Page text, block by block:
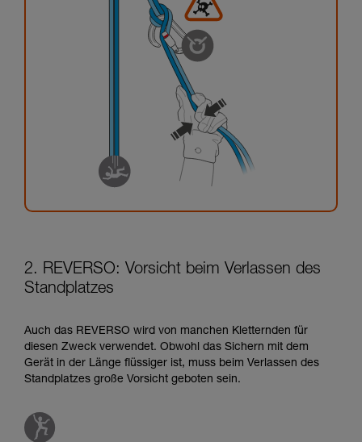
2. REVERSO: Vorsicht beim Verlassen des
Standplatzes
Auch das REVERSO wird von manchen Kletternden für
diesen Zweck verwendet. Obwohl das Sichern mit dem
Gerät in der Länge flüssiger ist, muss beim Verlassen des
Standplatzes große Vorsicht geboten sein.